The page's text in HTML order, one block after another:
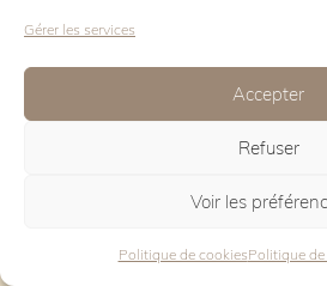
Gérer les services
Accepter
Refuser
Voir les
Politique de cookiesPolitique
CORAL